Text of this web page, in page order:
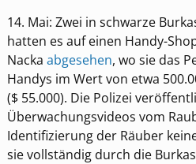
14. Mai: Zwei in schwarze
hatten es auf einen Handy-
Nacka abgesehen, wo sie das
Handys im Wert von etwa
($ 55.000). Die Polizei
Überwachungsvideos vom
Identifizierung der Räuber
sie vollständig durch die